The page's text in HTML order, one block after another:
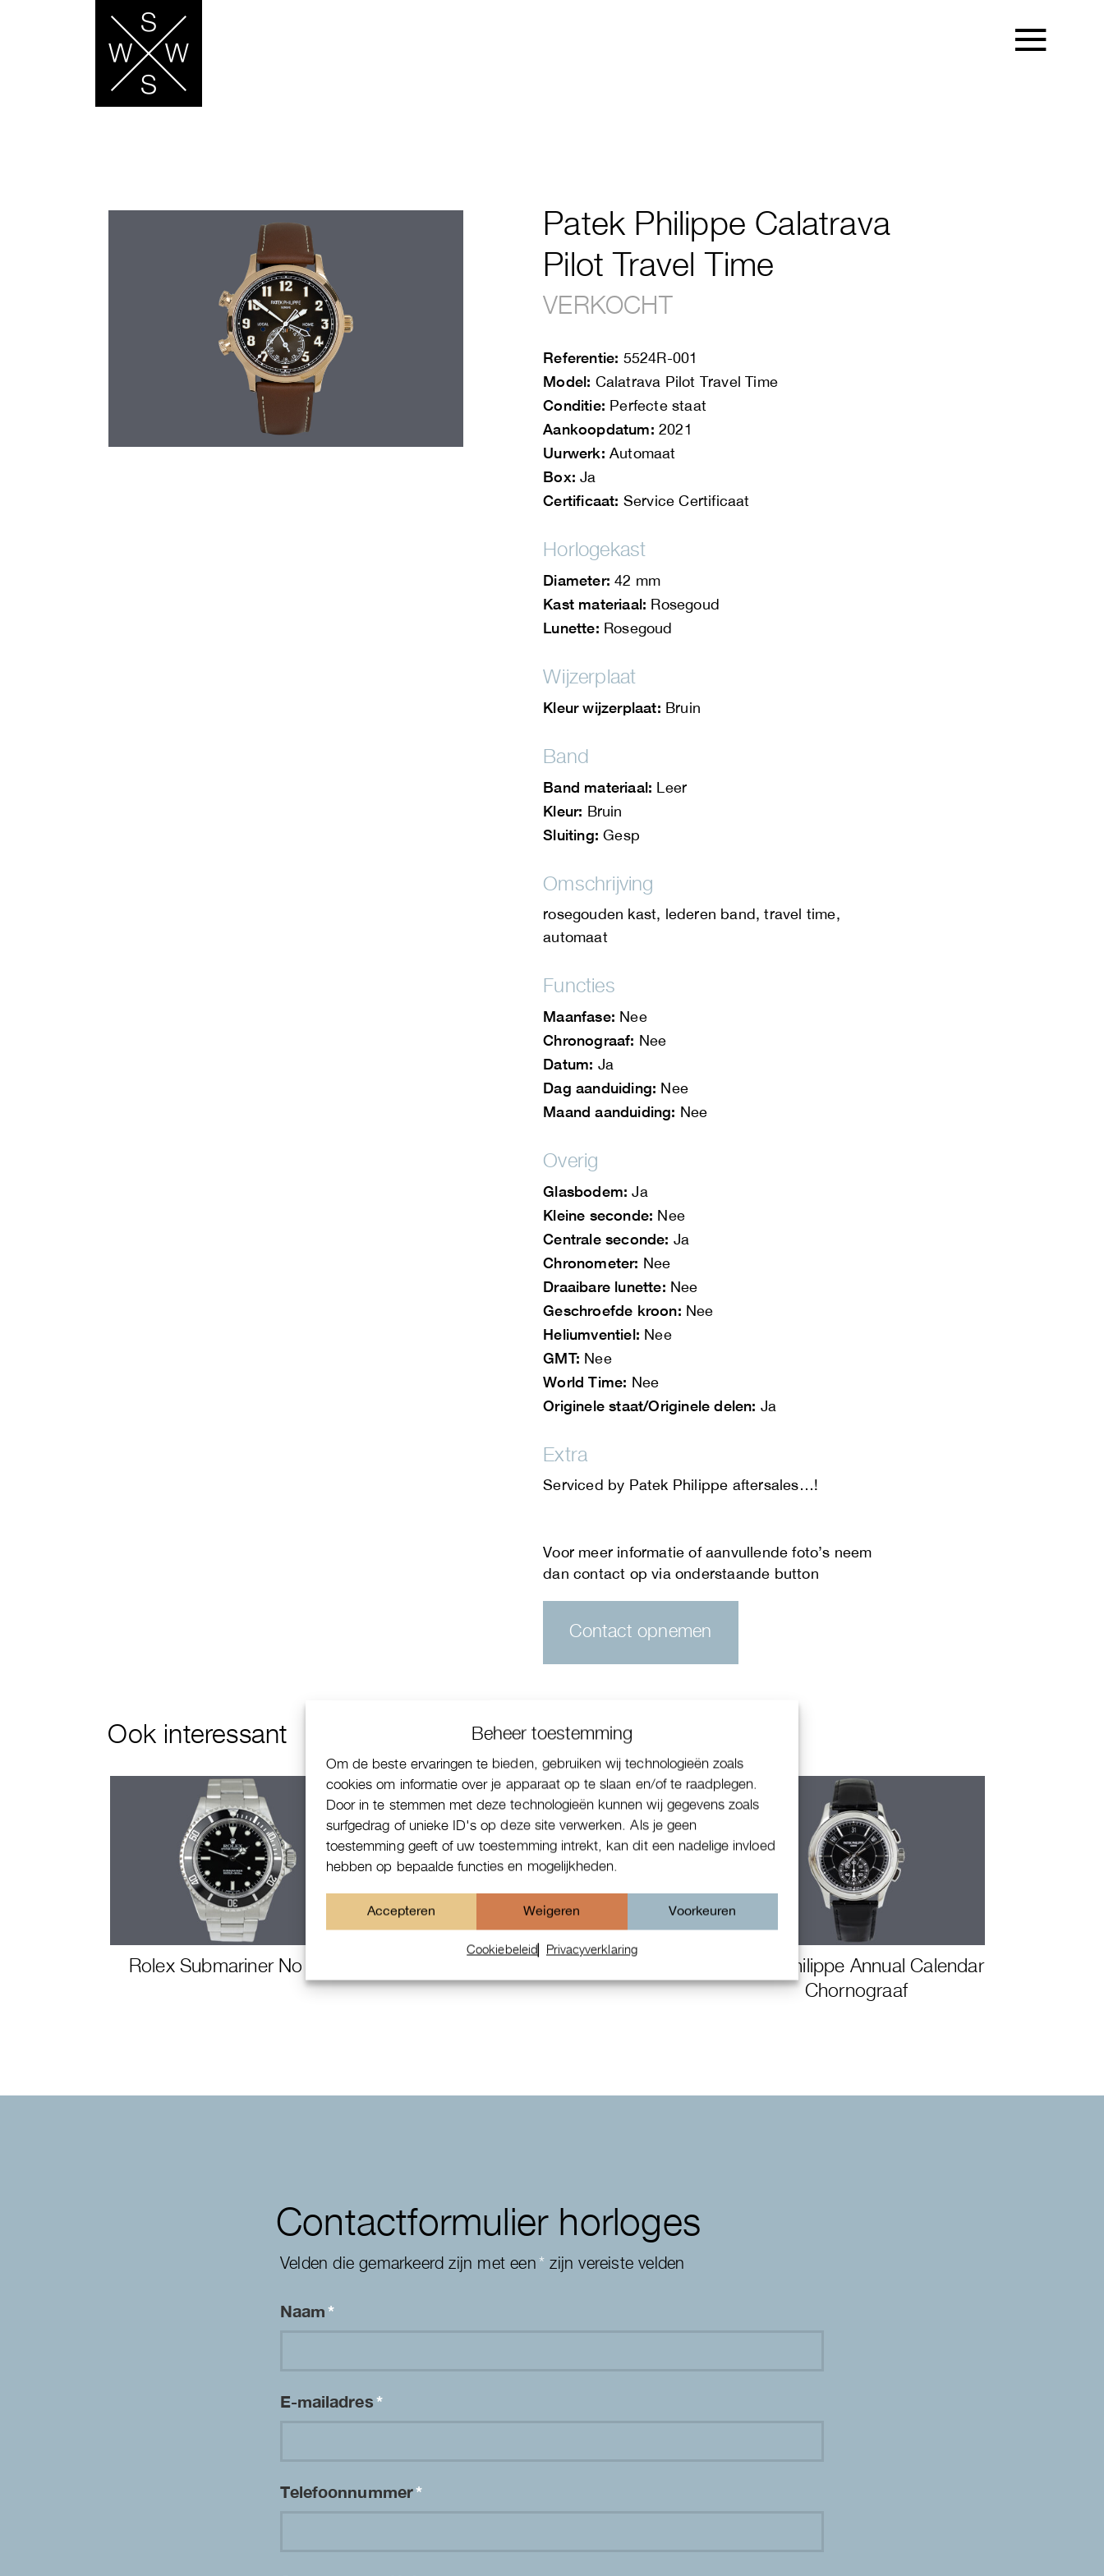
Beheer toestemming
Om de beste ervaringen te bieden, gebruiken wij technologieën zoals
cookies om informatie over je apparaat op te slaan en/of te raadplegen.
Door in te stemmen met deze technologieën kunnen wij gegevens zoals
surfgedrag of unieke ID's op deze site verwerken. Als je geen
toestemming geeft of uw toestemming intrekt, kan dit een nadelige invloed
hebben op bepaalde functies en mogelijkheden.
Accepteren Weigeren Voorkeuren
Cookiebeleid Privacyverklaring
Patek Philippe Calatrava
Pilot Travel Time
VERKOCHT
Referentie: 5524R-001
Model: Calatrava Pilot Travel Time
Conditie: Perfecte staat
Aankoopdatum: 2021
Uurwerk: Automaat
Box: Ja
Certificaat: Service Certificaat
Horlogekast
Diameter: 42 mm
Kast materiaal: Rosegoud
Lunette: Rosegoud
Wijzerplaat
Kleur wijzerplaat: Bruin
Band
Band materiaal: Leer
Kleur: Bruin
Sluiting: Gesp
Omschrijving
rosegouden kast, lederen band, travel time,
automaat
Functies
Maanfase: Nee
Chronograaf: Nee
Datum: Ja
Dag aanduiding: Nee
Maand aanduiding: Nee
Overig
Glasbodem: Ja
Kleine seconde: Nee
Centrale seconde: Ja
Chronometer: Nee
Draaibare lunette: Nee
Geschroefde kroon: Nee
Heliumventiel: Nee
GMT: Nee
World Time: Nee
Originele staat/Originele delen: Ja
Extra
Serviced by Patek Philippe aftersales…!
Contact opnemen
Ook interessant
Rolex Submariner No Date
Patek Philippe Annual Calendar
Chornograaf
Contactformulier horloges
Velden die gemarkeerd zijn met een* zijn vereiste velden
Naam*
E-mailadres*
Telefoonnummer*